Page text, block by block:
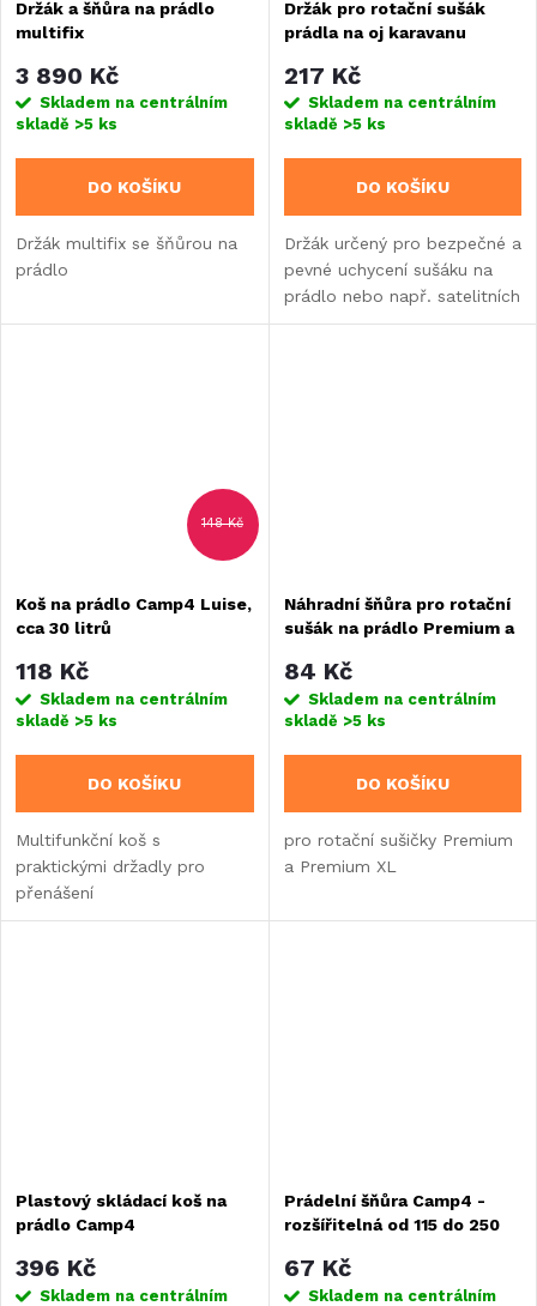
Držák a šňůra na prádlo
multifix
3 890 Kč
Skladem na centrálním
skladě >5 ks
DO KOŠÍKU
Držák multifix se šňůrou na
prádlo
Držák pro rotační sušák
prádla na oj karavanu
217 Kč
Skladem na centrálním
skladě >5 ks
DO KOŠÍKU
Držák určený pro bezpečné a
pevné uchycení sušáku na
prádlo nebo např. satelitních
antén na oj karavanu.
148 Kč
Koš na prádlo Camp4 Luise,
cca 30 litrů
118 Kč
Skladem na centrálním
skladě >5 ks
DO KOŠÍKU
Multifunkční koš s
praktickými držadly pro
přenášení
Náhradní šňůra pro rotační
sušák na prádlo Premium a
84 Kč
Skladem na centrálním
skladě >5 ks
DO KOŠÍKU
pro rotační sušičky Premium
a Premium XL
Plastový skládací koš na
prádlo Camp4
396 Kč
Skladem na centrálním
Prádelní šňůra Camp4 -
rozšířitelná od 115 do 250
67 Kč
Skladem na centrálním